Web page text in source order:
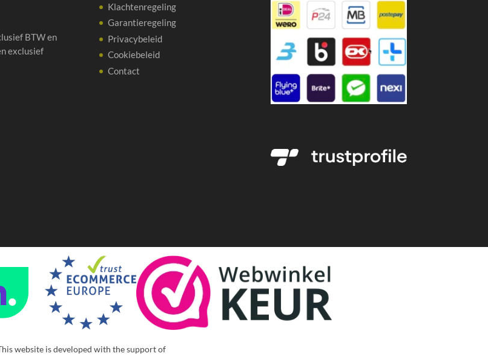
BTW en
exclusief
Klachtenregeling
Garantieregeling
Privacybeleid
Cookiebeleid
Contact
website is developed with the support of